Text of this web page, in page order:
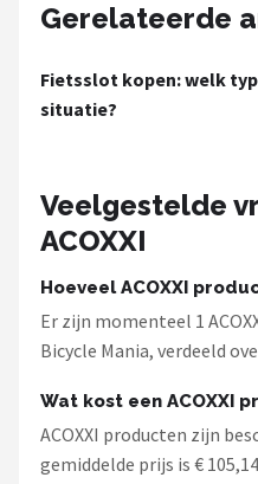
Cortina
Alle merken →
Gerelateerde
Fietsslot kopen: welk
situatie?
Veelgestelde
ACOXXI
Hoeveel ACOXXI
Er zijn momenteel 1
Bicycle Mania, verdeeld
Wat kost een ACOXXI
ACOXXI producten zijn
gemiddelde prijs is €